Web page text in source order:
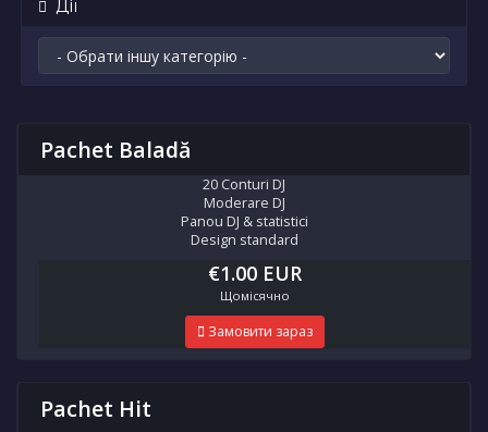
Дії
Pachet Baladă
20 Conturi DJ
Moderare DJ
Panou DJ & statistici
Design standard
€1.00 EUR
Щомісячно
Замовити зараз
Pachet Hit